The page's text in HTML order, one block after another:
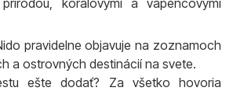
pravidelne objavuje na zoznamoch
a ostrovných destinácií na svete.
ešte dodať? Za všetko hovoria